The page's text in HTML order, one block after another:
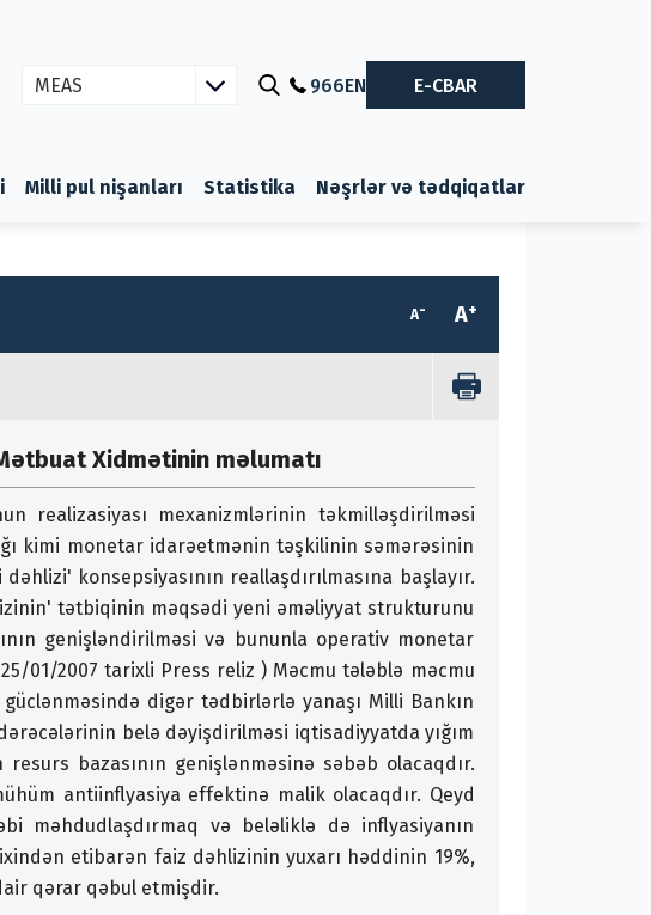
MEAS 966EN E-CBAR
Milli pul nişanları Statistika Nəşrlər və tədqiqatlar
A- A+
Xidmətinin məlumatı
realizasiyası mexanizmlərinin təkmilləşdirilməsi
kimi monetar idarəetmənin təşkilinin səmərəsinin
konsepsiyasının reallaşdırılmasına başlayır.
tətbiqinin məqsədi yeni əməliyyat strukturunu
genişləndirilməsi və bununla operativ monetar
01/2007 tarixli Press reliz ) Məcmu tələblə məcmu
digər tədbirlərlə yanaşı Milli Bankın
belə dəyişdirilməsi iqtisadiyyatda yığım
bazasının genişlənməsinə səbəb olacaqdır.
antiinflyasiya effektinə malik olacaqdır. Qeyd
məhdudlaşdırmaq və beləliklə də inflyasiyanın
etibarən faiz dəhlizinin yuxarı həddinin 19%,
qərar qəbul etmişdir.